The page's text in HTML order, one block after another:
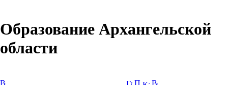
Образование Архангельской
области